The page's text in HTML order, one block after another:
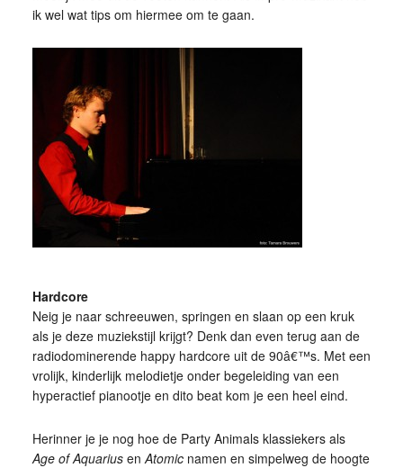
ik wel wat tips om hiermee om te gaan.
Hardcore
Neig je naar schreeuwen, springen en slaan op een kruk
als je deze muziekstijl krijgt? Denk dan even terug aan de
radiodominerende happy hardcore uit de 90â€™s. Met een
vrolijk, kinderlijk melodietje onder begeleiding van een
hyperactief pianootje en dito beat kom je een heel eind.
Herinner je je nog hoe de Party Animals klassiekers als
Age of AquariusenAtomic namen en simpelweg de hoogte